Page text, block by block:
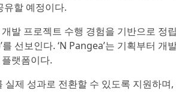
유할 예정이다.
발 프로젝트 수행 경험을 기반으로 정
선보인다. ‘N Pangea’는 기획부터
랫폼이다.
실제 성과로 전환할 수 있도록 지원하